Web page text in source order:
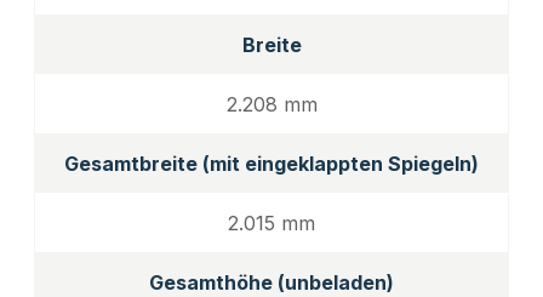
Breite
2.208 mm
Gesamtbreite (mit eingeklappten Spiegeln)
2.015 mm
Gesamthöhe (unbeladen)